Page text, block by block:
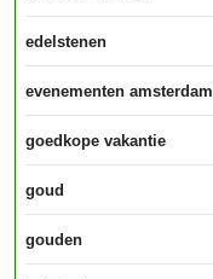
edelstenen
evenementen amsterdam
goedkope vakantie
goud
gouden